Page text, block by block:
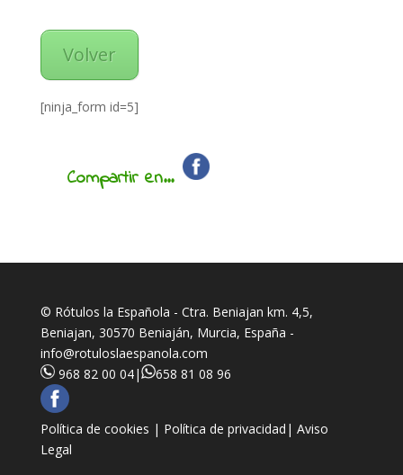
Volver
[ninja_form id=5]
Compartir en...
© Rótulos la Española - Ctra. Beniajan km. 4,5,
Beniajan, 30570 Beniaján, Murcia, España -
info@rotuloslaespanola.com
968 82 00 04| 658 81 08 96
Política de cookies | Política de privacidad| Aviso
Legal